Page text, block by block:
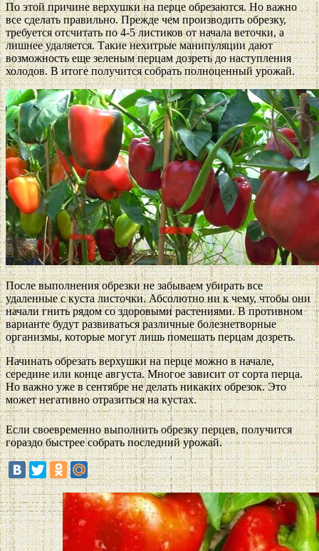
По этой причине верхушки на перце обрезаются. Но важно
все сделать правильно. Прежде чем производить обрезку,
требуется отсчитать по 4-5 листиков от начала веточки, а
лишнее удаляется. Такие нехитрые манипуляции дают
возможность еще зеленым перцам дозреть до наступления
холодов. В итоге получится собрать полноценный урожай.
После выполнения обрезки не забываем убирать все
удаленные с куста листочки. Абсолютно ни к чему, чтобы они
начали гнить рядом со здоровыми растениями. В противном
варианте будут развиваться различные болезнетворные
организмы, которые могут лишь помешать перцам дозреть.
Начинать обрезать верхушки на перце можно в начале,
середине или конце августа. Многое зависит от сорта перца.
Но важно уже в сентябре не делать никаких обрезок. Это
может негативно отразиться на кустах.
Если своевременно выполнить обрезку перцев, получится
гораздо быстрее собрать последний урожай.